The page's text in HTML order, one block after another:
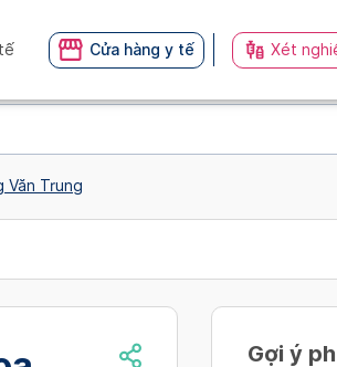
Cửa hàng y tế Xét
Văn Trung
Gợi ý